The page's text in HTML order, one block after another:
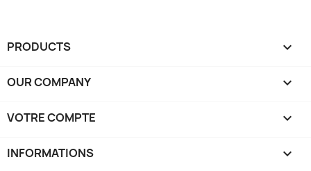
PRODUCTS 
OUR COMPANY 
VOTRE COMPTE 
INFORMATIONS keyboard_arrow_down